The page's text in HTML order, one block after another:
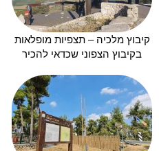
קיבוץ מלכיה – תצפיות מופלאות
בקיבוץ הצפוני שכדאי להכיר